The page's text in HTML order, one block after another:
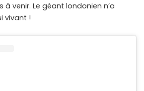
venir. Le géant londonien n’a
vivant !